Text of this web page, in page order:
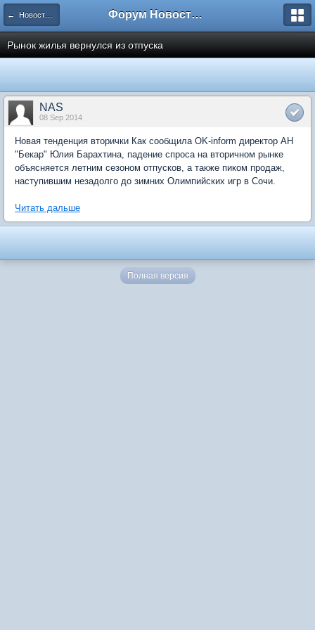
← Новости рынка недвижимости Форум Новостройки
Рынок жилья вернулся из отпуска
NAS
08 Sep 2014
Новая тенденция вторички Как сообщила OK-inform директор АН
"Бекар" Юлия Барахтина, падение спроса на вторичном рынке
объясняется летним сезоном отпусков, а также пиком продаж,
наступившим незадолго до зимних Олимпийских игр в Сочи.
Читать дальше
Полная версия